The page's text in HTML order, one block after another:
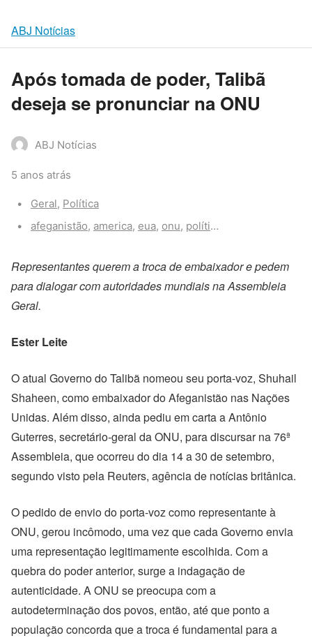
ABJ Notícias
Após tomada de poder, Talibã
deseja se pronunciar na ONU
ABJ Notícias
5 anos atrás
Categories:
Geral, Política
Tags:
afeganistão, america, eua, onu, política
Representantes querem a troca de embaixador e pedem
para dialogar com autoridades mundiais na Assembleia
Geral.
Ester Leite
O atual Governo do Talibã nomeou seu porta-voz, Shuhail
Shaheen, como embaixador do Afeganistão nas Nações
Unidas. Além disso, ainda pediu em carta a Antônio
Guterres, secretário-geral da ONU, para discursar na 76ª
Assembleia, que ocorreu do dia 14 a 30 de setembro,
segundo visto pela Reuters, agência de notícias britânica.
O pedido de envio do porta-voz como representante à
ONU, gerou incômodo, uma vez que cada Governo envia
uma representação legitimamente escolhida. Com a
quebra do poder anterior, surge a indagação de
autenticidade. A ONU se preocupa com a
autodeterminação dos povos, então, até que ponto a
população concorda que a troca é fundamental para a